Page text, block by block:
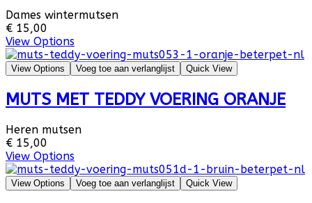
Dames wintermutsen
€ 15,00
View Options
View Options Voeg toe aan verlanglijst Quick View
MUTS MET TEDDY VOERING ORANJE
Heren mutsen
€ 15,00
View Options
View Options Voeg toe aan verlanglijst Quick View